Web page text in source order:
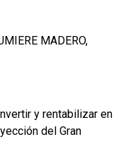
MADERO,
y rentabilizar en
del Gran